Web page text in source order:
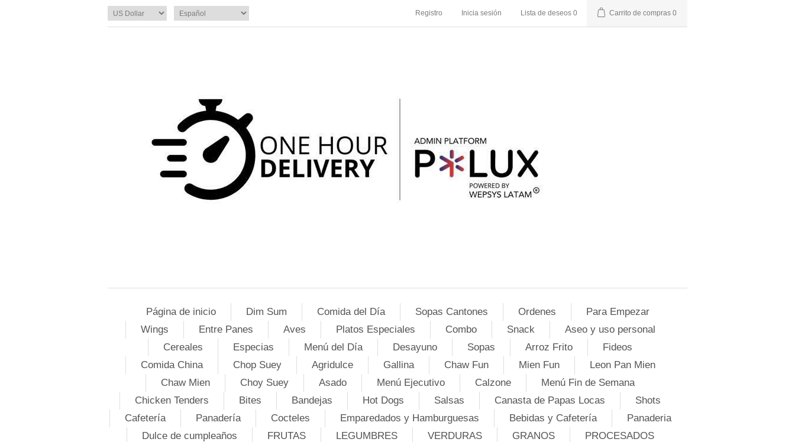
Registro Inicia sesión Lista de deseos 0 Carrito de compras 0
Página de inicio Dim Sum Comida del Día Sopas Cantones Ordenes
Para Empezar
Wings
Entre Panes Aves Platos Especiales Combo Snack
Aseo y uso personal
Cereales
Especias Menú del Día Desayuno Sopas Arroz Frito
Fideos
Comida China
Chop Suey Agridulce Gallina Chaw Fun Mien Fun
Leon Pan Mien
Chaw Mien
Choy Suey Asado Menú Ejecutivo Calzone
Menú Fin de Semana
Chicken Tenders
Bites Bandejas Hot Dogs Salsas Canasta de Papas Locas
Shots
Cafetería
Panadería Cocteles Emparedados y Hamburguesas Bebidas y Cafetería
Panaderia
Dulce de cumpleaños
FRUTAS LEGUMBRES VERDURAS GRANOS
PROCESADOS